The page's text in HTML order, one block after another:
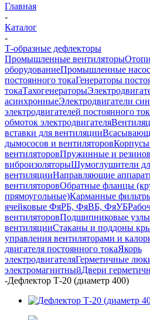
Главная
-
Каталог
-
Т-образные дефлекторы
Промышленные вентиляторы
оборудованиеПромышленные
постоянного токаГенераторы
токаТахогенераторы
асинхронныеЭлектродвигатели
электродвигателей постоянного
обмоток электродвигателя
вставки для вентиляции
дымососов и вентиляторов
вентиляторовПружинные и
виброизоляторыШумоглушители
вентиляцииНаправляющие
вентиляторовОбратные фланцы
прямоугольные)Карманные
ячейковые ФяРБ, ФяВБ, ФяУБ
вентиляторовПодшипниковые
вентиляцииСтаканы и поддоны
управления вентиляторами и
двигателя постоянного токаЯкорь
электродвигателяГерметичные
электромагнитныйДвери
-Дефлектор Т-20 (диаметр 400)